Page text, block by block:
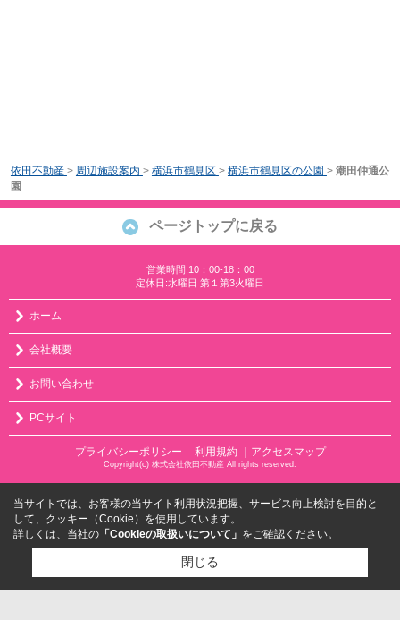
依田不動産 > 周辺施設案内 > 横浜市鶴見区 > 横浜市鶴見区の公園 > 潮田仲通公
園
ページトップに戻る
営業時間:10：00-18：00
定休日:水曜日 第１第3火曜日
ホーム
会社概要
お問い合わせ
PCサイト
プライバシーポリシー ｜ 利用規約 ｜アクセスマップ
Copyright(c) 株式会社依田不動産 All rights reserved.
当サイトでは、お客様の当サイト利用状況把握、サービス向上検討を目的と
して、クッキー（Cookie）を使用しています。
詳しくは、当社の 「Cookieの取扱いについて」 をご確認ください。
閉じる